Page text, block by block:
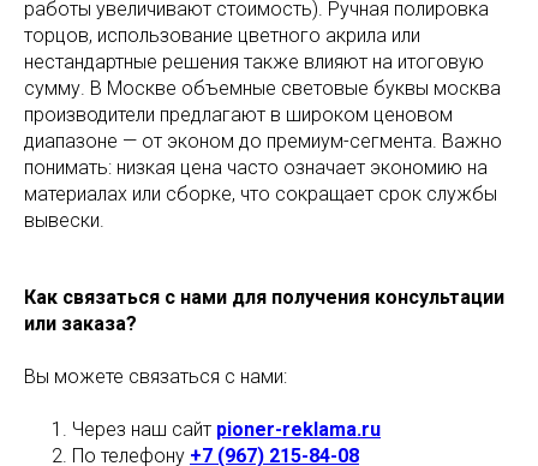
работы увеличивают стоимость). Ручная полировка
торцов, использование цветного акрила или
нестандартные решения также влияют на итоговую
сумму. В Москве объемные световые буквы москва
производители предлагают в широком ценовом
диапазоне — от эконом до премиум-сегмента. Важно
понимать: низкая цена часто означает экономию на
материалах или сборке, что сокращает срок службы
вывески.
Как связаться с нами для получения консультации
или заказа?
Вы можете связаться с нами:
Через наш сайт pioner-reklama.ru
По телефону +7 (967) 215-84-08